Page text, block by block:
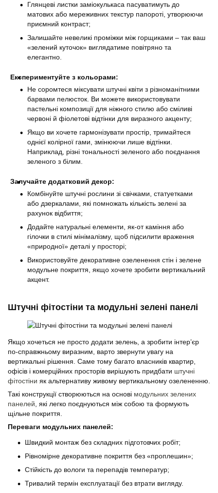
Глянцеві листки заміокулькаса пасуватимуть до
матових або мереживних текстур папороті, утворюючи
приємний контраст;
Залишайте невеликі проміжки між горщиками – так ваш
«зелений куточок» виглядатиме повітряно та
елегантно.
Експериментуйте з кольорами:
Не соромтеся міксувати штучні квіти з різноманітними
барвами пелюсток. Ви можете використовувати
пастельні композиції для ніжного стилю або сміливі
червоні й фіолетові відтінки для виразного акценту;
Якщо ви хочете гармонізувати простір, тримайтеся
однієї колірної гами, змінюючи лише відтінки.
Наприклад, різні тональності зеленого або поєднання
зеленого з білим.
Залучайте додатковий декор:
Комбінуйте штучні рослини зі свічками, статуетками
або дзеркалами, які помножать кількість зелені за
рахунок відбиття;
Додайте натуральні елементи, як-от каміння або
гілочки в стилі мінімалізму, щоб підсилити враження
«природної» деталі у просторі;
Використовуйте декоративне озеленення стін і зелене
модульне покриття, якщо хочете зробити вертикальний
акцент.
Штучні фітостіни та модульні зелені панелі
Якщо хочеться не просто додати зелень, а зробити інтер’єр
по-справжньому виразним, варто звернути увагу на
вертикальні рішення. Саме тому багато власників квартир,
офісів і комерційних просторів вирішують придбати штучні
фітостіни як альтернативу живому вертикальному озелененню.
Такі конструкції створюються на основі модульних зелених
панелей , які легко поєднуються між собою та формують
щільне покриття.
Переваги модульних панелей:
Швидкий монтаж без складних підготовчих робіт;
Рівномірне декоративне покриття без «проплешин»;
Стійкість до вологи та перепадів температур;
Тривалий термін експлуатації без втрати вигляду.